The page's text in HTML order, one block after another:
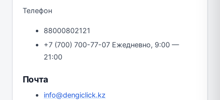
Телефон
88000802121
+7 (700) 700-77-07 Ежедневно, 9:00 —
21:00
Почта
info@dengiclick.kz